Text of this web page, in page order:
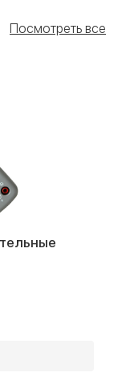
Посмотреть все